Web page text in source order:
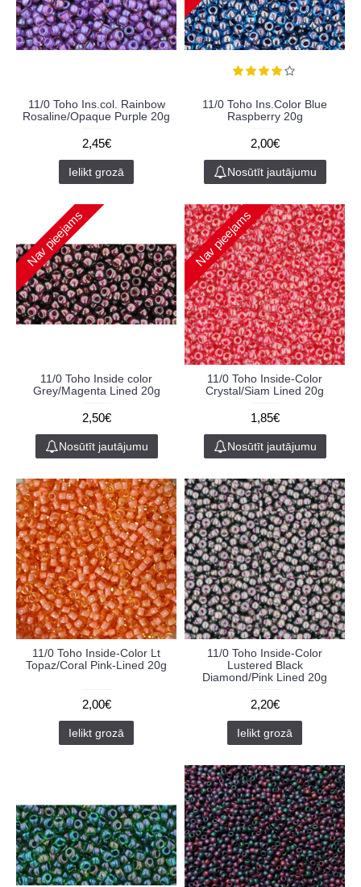
11/0 Toho Ins.col. Rainbow
Rosaline/Opaque Purple 20g
2,45€
Ielikt grozā
11/0 Toho Ins.Color Blue
Raspberry 20g
2,00€
Nosūtīt jautājumu
Nav pieejams
11/0 Toho Inside color
Grey/Magenta Lined 20g
2,50€
Nosūtīt jautājumu
Nav pieejams
11/0 Toho Inside-Color
Crystal/Siam Lined 20g
1,85€
Nosūtīt jautājumu
11/0 Toho Inside-Color Lt
Topaz/Coral Pink-Lined 20g
2,00€
Ielikt grozā
11/0 Toho Inside-Color
Lustered Black
Diamond/Pink Lined 20g
2,20€
Ielikt grozā